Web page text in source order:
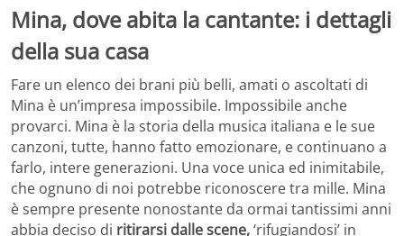
Mina, dove abita la cantante: i dettagli
della sua casa
Fare un elenco dei brani più belli, amati o ascoltati di
Mina è un’impresa impossibile. Impossibile anche
provarci. Mina è la storia della musica italiana e le sue
canzoni, tutte, hanno fatto emozionare, e continuano a
farlo, intere generazioni. Una voce unica ed inimitabile,
che ognuno di noi potrebbe riconoscere tra mille. Mina
è sempre presente nonostante da ormai tantissimi anni
abbia deciso di ritirarsi dalle scene,‘rifugiandosi’ in